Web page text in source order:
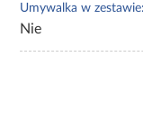
Umywalka w zestawie:
Nie